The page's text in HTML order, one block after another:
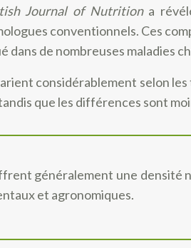
Journal of Nutrition a
conventionnels. Ces
dans de nombreuses maladies
considérablement selon
que les différences sont
généralement une densité
et agronomiques.